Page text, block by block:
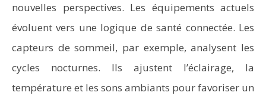
nouvelles perspectives. Les équipements actuels
évoluent vers une logique de santé connectée. Les
capteurs de sommeil, par exemple, analysent les
cycles nocturnes. Ils ajustent l’éclairage, la
température et les sons ambiants pour favoriser un